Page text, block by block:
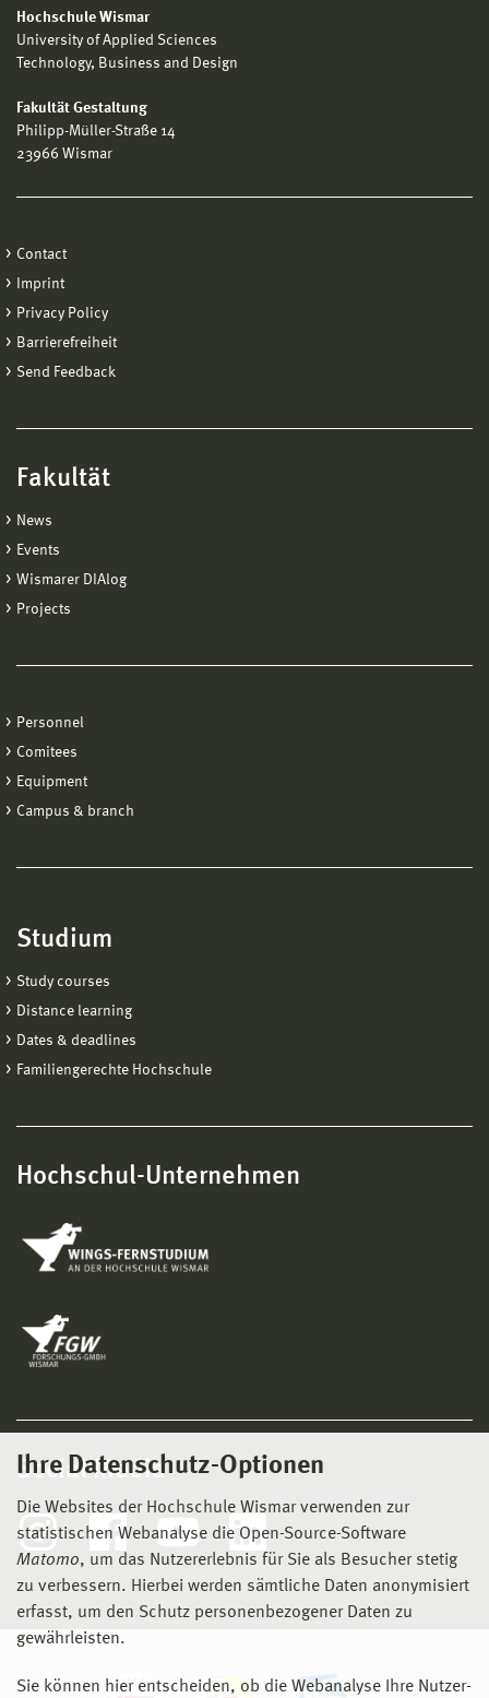
Ihre Datenschutz-Optionen
Die Websites der Hochschule Wismar verwenden zur
statistischen Webanalyse die Open-Source-Software
Matomo, um das Nutzererlebnis für Sie als Besucher stetig
zu verbessern. Hierbei werden sämtliche Daten anonymisiert
erfasst, um den Schutz personenbezogener Daten zu
gewährleisten.
Sie können hier entscheiden, ob die Webanalyse Ihre Nutzer-
Hochschule Wismar
University of Applied Sciences
Technology, Business and Design
Fakultät Gestaltung
Philipp-Müller-Straße 14
23966 Wismar
Contact
Imprint
Privacy Policy
Barrierefreiheit
Send Feedback
Fakultät
News
Events
Wismarer DIAlog
Projects
Personnel
Comitees
Equipment
Campus & branch
Studium
Study courses
Distance learning
Dates & deadlines
Familiengerechte Hochschule
Hochschul-Unternehmen
Social Media